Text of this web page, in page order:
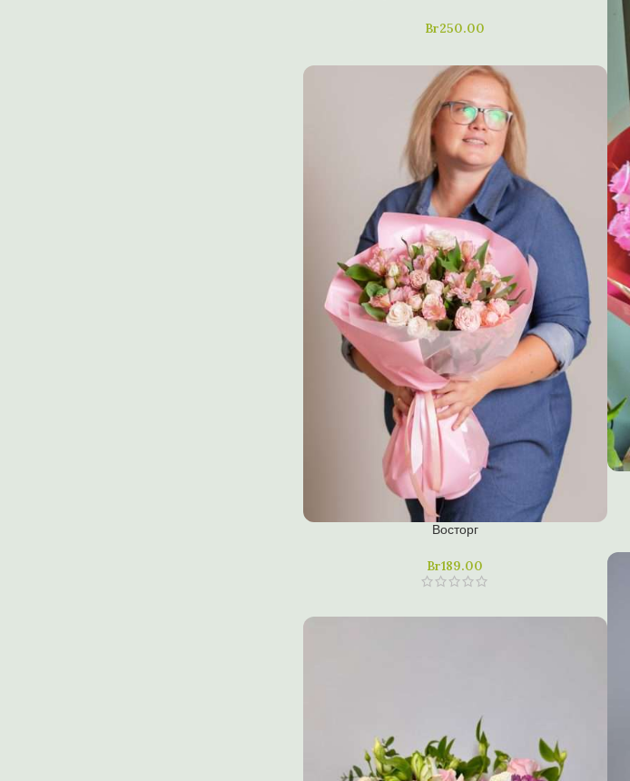
Br250.00
Восторг
Br189.00